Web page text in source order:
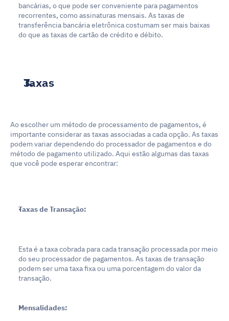
bancárias, o que pode ser conveniente para pagamentos
recorrentes, como assinaturas mensais. As taxas de
transferência bancária eletrônica costumam ser mais baixas
do que as taxas de cartão de crédito e débito.
Taxas
Ao escolher um método de processamento de pagamentos, é
importante considerar as taxas associadas a cada opção. As taxas
podem variar dependendo do processador de pagamentos e do
método de pagamento utilizado. Aqui estão algumas das taxas
que você pode esperar encontrar:
Taxas de Transação:
Esta é a taxa cobrada para cada transação processada por meio
do seu processador de pagamentos. As taxas de transação
podem ser uma taxa fixa ou uma porcentagem do valor da
transação.
Mensalidades: